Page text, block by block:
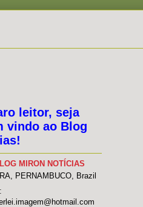
leitor, seja
vindo ao Blog
MIRON NOTÍCIAS
PERNAMBUCO, Brazil